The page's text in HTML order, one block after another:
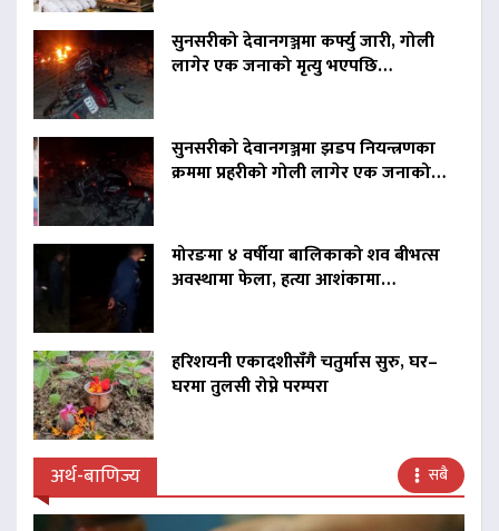
सुनसरीको देवानगञ्जमा कर्फ्यु जारी, गोली
लागेर एक जनाको मृत्यु भएपछि…
सुनसरीको देवानगञ्जमा झडप नियन्त्रणका
क्रममा प्रहरीको गोली लागेर एक जनाको…
मोरङमा ४ वर्षीया बालिकाको शव बीभत्स
अवस्थामा फेला, हत्या आशंकामा…
हरिशयनी एकादशीसँगै चतुर्मास सुरु, घर–
घरमा तुलसी रोप्ने परम्परा
अर्थ-बाणिज्य सबै